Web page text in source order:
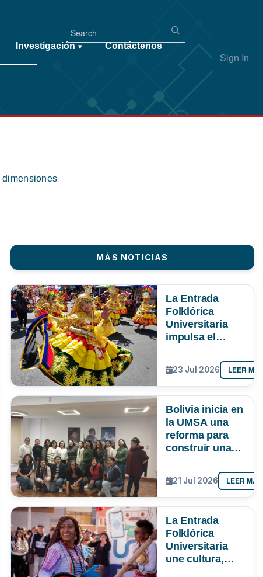
Sign In
Investigación ▾ Contáctenos
dimensiones
MÁS NOTICIAS
La Entrada
Folklórica
Universitaria
impulsa el
mueve más de
Bs 19 MM en La
Paz
23 Jul 2026 LEER
Bolivia inicia en
la UMSA una
reforma para
construir una
21 Jul 2026 LEER MÁS
La Entrada
Folklórica
Universitaria
une cultura,